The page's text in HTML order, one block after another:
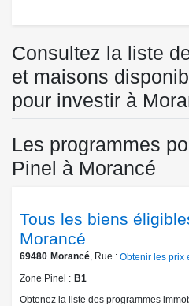
Consultez la liste
et maisons
pour investir à
Les programmes
Pinel à Morancé
Tous les biens
Morancé
69480 Morancé , Rue : Obtenir les prix
Zone Pinel
B1
Obtenez la liste des programmes